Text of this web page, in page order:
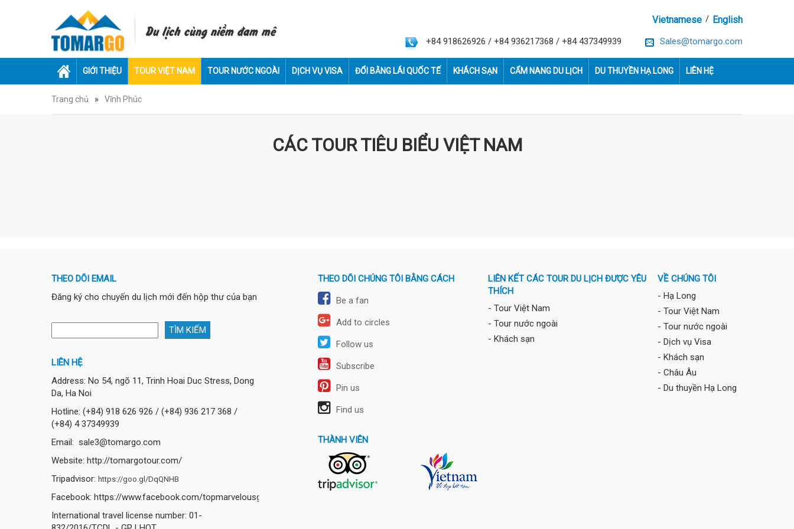
Du lịch cùng niềm đam mê
English
/
Vietnamese
Sales@tomargo.com
+84 918626926 / +84 936217368 / +84 437349939
GIỚI THIỆU TOUR VIỆT NAM TOUR NƯỚC NGOÀI DỊCH VỤ VISA ĐỔI BẰNG LÁI QUỐC TẾ KHÁCH SẠN CẨM NANG DU LỊCH DU THUYỀN HẠ LONG LIÊN HỆ
Trang chủ » Vĩnh Phúc
CÁC TOUR TIÊU BIỂU VIỆT NAM
THEO DÕI EMAIL
Đăng ký cho chuyến du lịch mới đến hộp thư của bạn
LIÊN HỆ
Address: No 54, ngõ 11, Trinh Hoai Duc Stress, Dong
Da, Ha Noi
Hotline: (+84) 918 626 926 / (+84) 936 217 368 /
(+84) 4 37349939
Email: sale3@tomargo.com
Website: http://tomargotour.com/
Tripadvisor: https://goo.gl/DqQNHB
Facebook: https://www.facebook.com/topmarvelousgotravel
International travel license number: 01-
THEO DÕI CHÚNG TÔI BẰNG CÁCH
Be a fan
Add to circles
Follow us
Subscribe
Pin us
Find us
LIÊN KẾT CÁC TOUR DU LỊCH ĐƯỢC YÊU
THÍCH
- Tour Việt Nam
- Tour nước ngoài
- Khách sạn
VỀ CHÚNG TÔI
- Hạ Long
- Tour Việt Nam
- Tour nước ngoài
- Dịch vụ Visa
- Khách sạn
- Châu Âu
- Du thuyền Hạ Long
THÀNH VIÊN